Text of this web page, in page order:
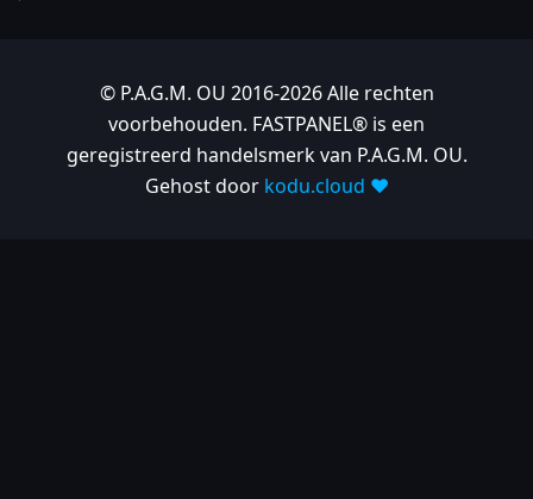
© P.A.G.M. OU 2016-2026 Alle rechten
voorbehouden. FASTPANEL® is een
geregistreerd handelsmerk van P.A.G.M. OU.
Gehost door kodu.cloud ❤️